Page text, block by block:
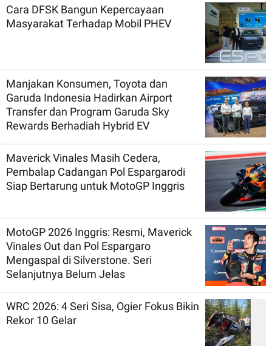
Cara DFSK Bangun Kepercayaan
Masyarakat Terhadap Mobil PHEV
Manjakan Konsumen, Toyota dan
Garuda Indonesia Hadirkan Airport
Transfer dan Program Garuda Sky
Rewards Berhadiah Hybrid EV
Maverick Vinales Masih Cedera,
Pembalap Cadangan Pol Espargarodi
Siap Bertarung untuk MotoGP Inggris
MotoGP 2026 Inggris: Resmi, Maverick
Vinales Out dan Pol Espargaro
Mengaspal di Silverstone. Seri
Selanjutnya Belum Jelas
WRC 2026: 4 Seri Sisa, Ogier Fokus Bikin
Rekor 10 Gelar